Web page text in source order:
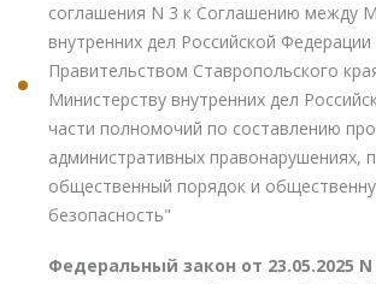
соглашения N 3 к Соглашению между
внутренних дел Российской Федерации
Правительством Ставропольского
Министерству внутренних дел
части полномочий по составлению
административных правонарушениях,
общественный порядок и
безопасность"
Федеральный закон от 23.05.2025